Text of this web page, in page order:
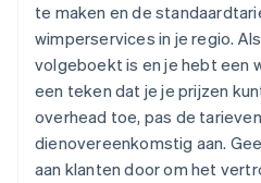
te maken en de
wimperservices in je regio.
volgeboekt is en je hebt een
een teken dat je je prijzen
overhead toe, pas de
dienovereenkomstig aan.
aan klanten door om het